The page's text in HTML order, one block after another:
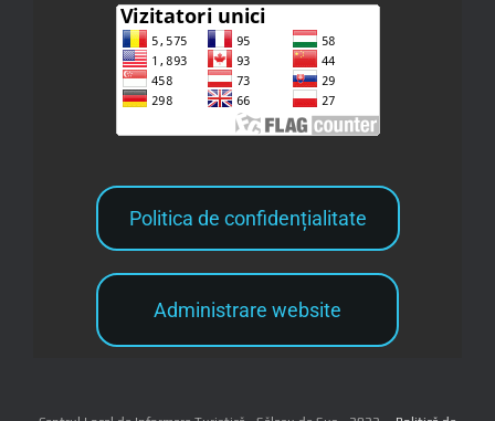
Politica de confidențialitate
Administrare website